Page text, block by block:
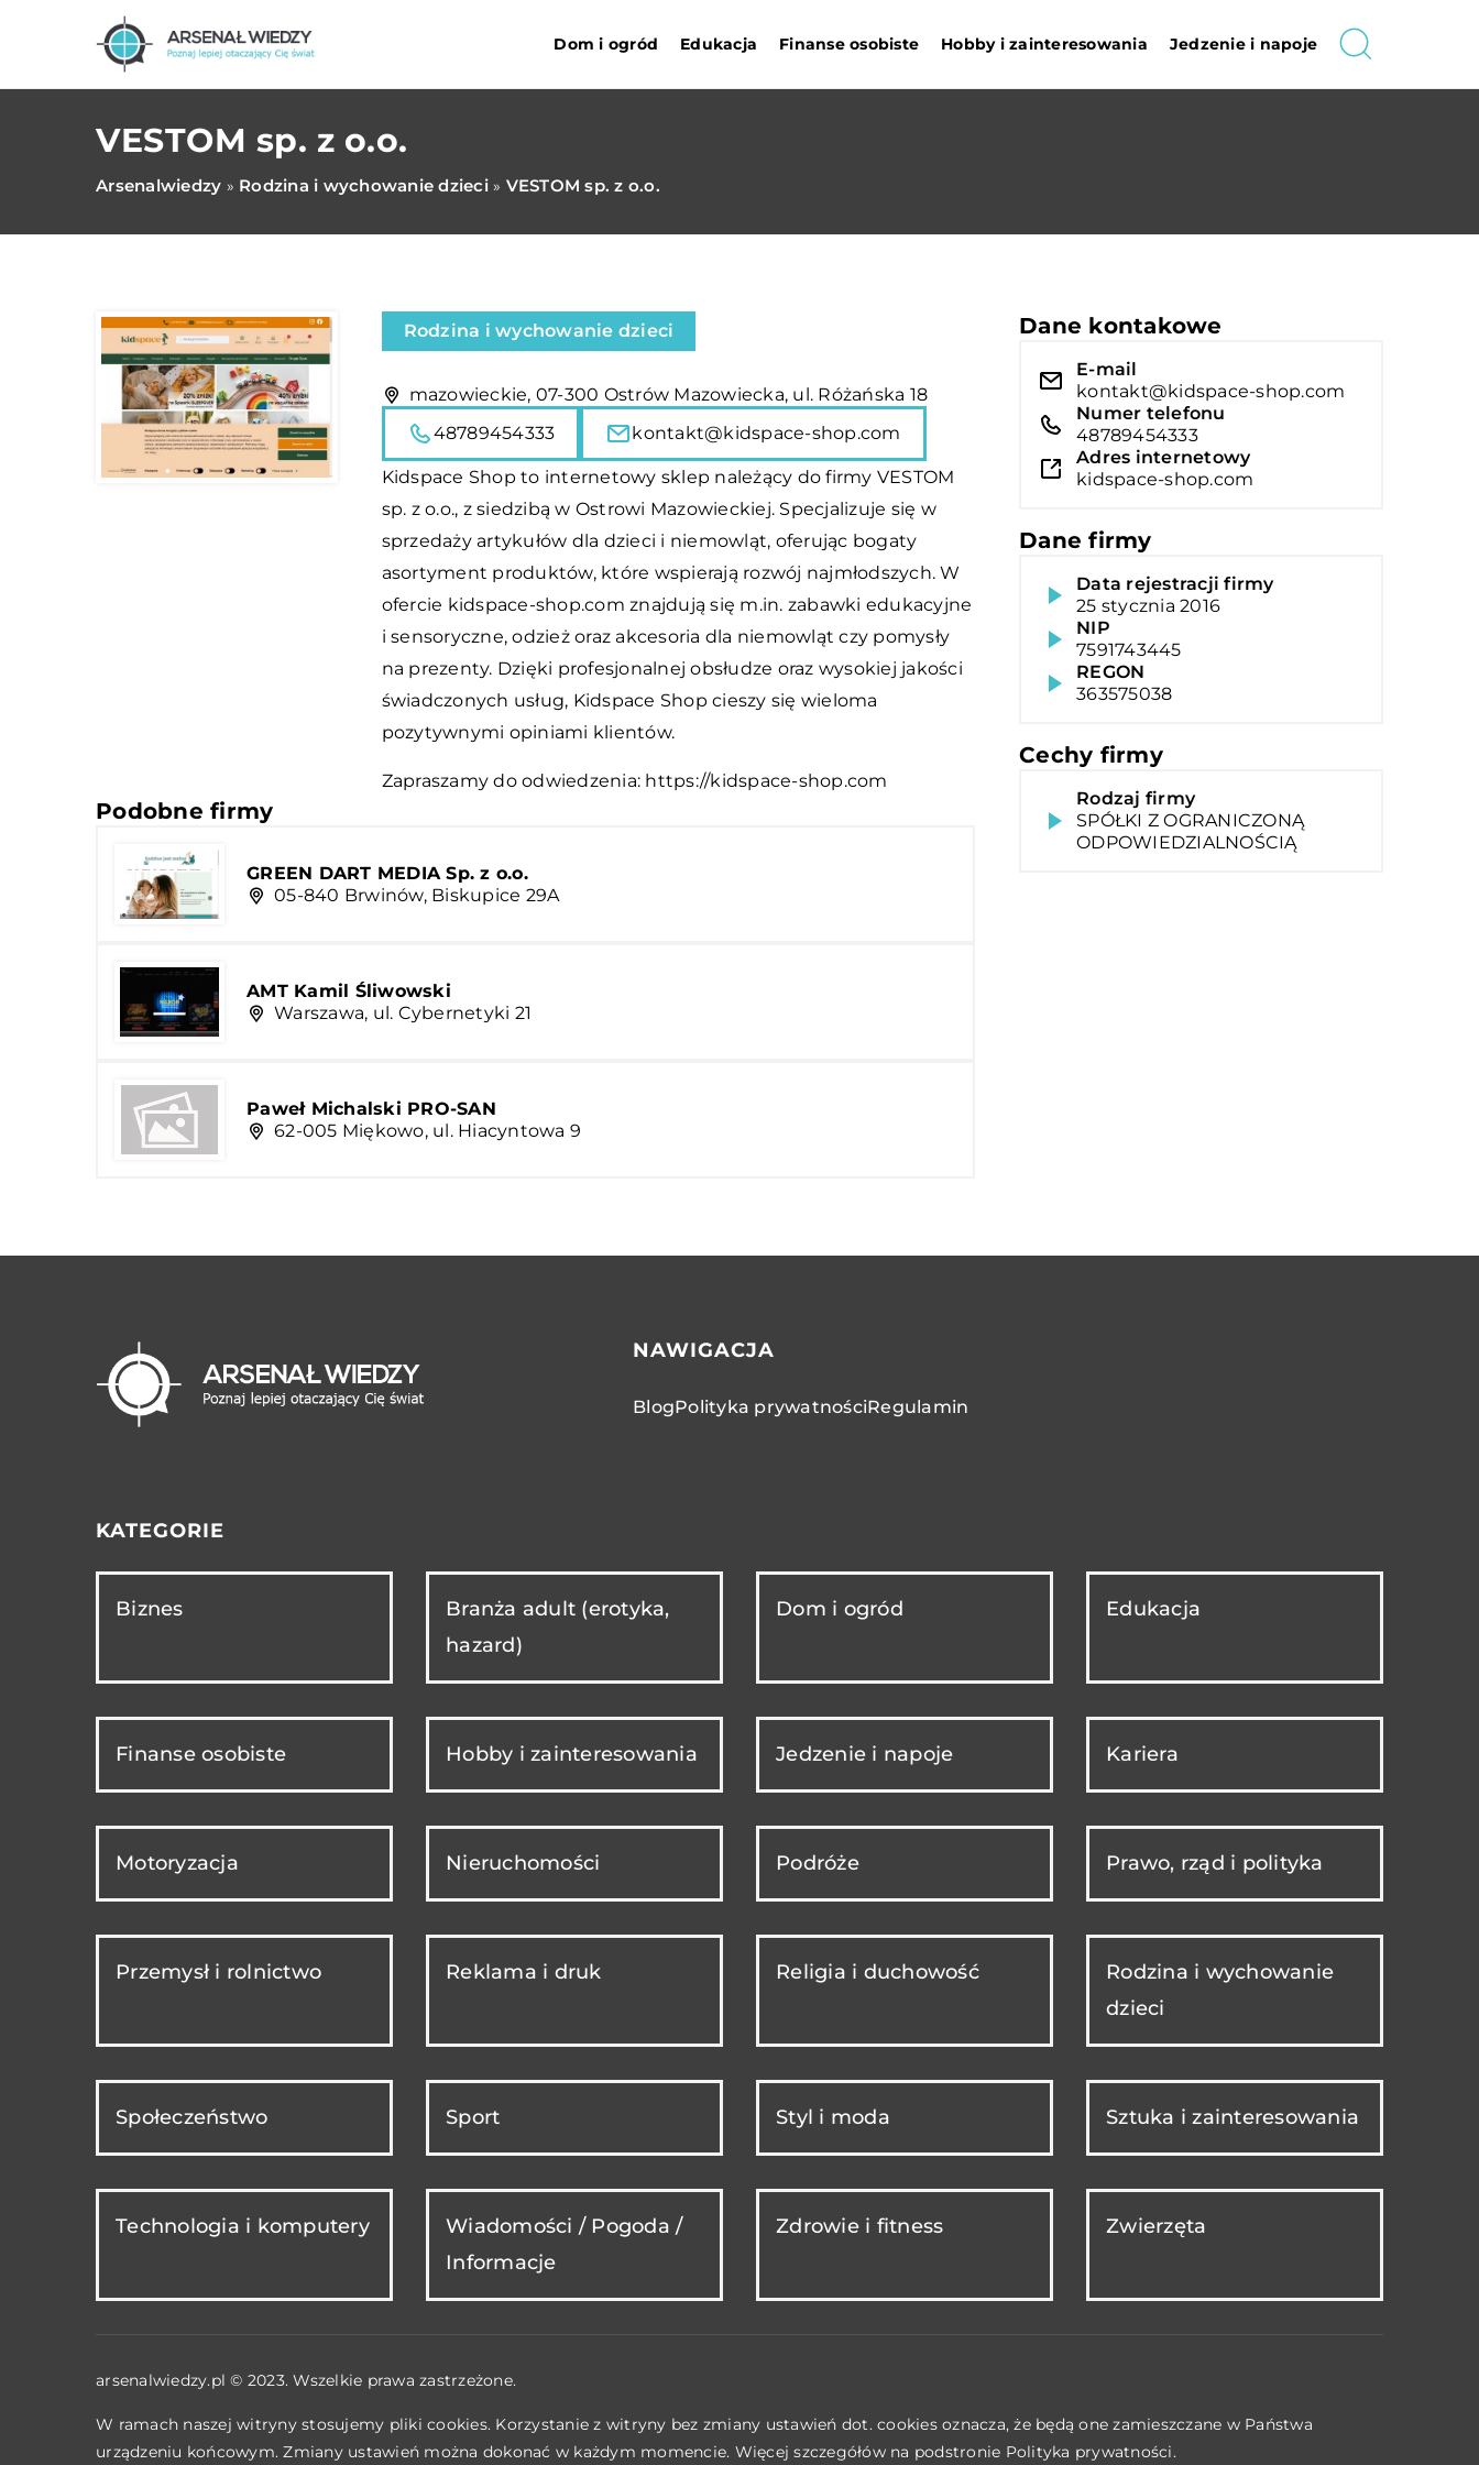
Dom i ogród Edukacja Finanse osobiste Hobby i zainteresowania Jedzenie i napoje
VESTOM sp. z o.o.
Arsenalwiedzy » Rodzina i wychowanie dzieci» VESTOM sp. z o.o.
Rodzina i wychowanie dzieci
mazowieckie, 07-300 Ostrów Mazowiecka, ul. Różańska 18
48789454333
kontakt@kidspace-shop.com
Kidspace Shop to internetowy sklep należący do firmy VESTOM
sp. z o.o., z siedzibą w Ostrowi Mazowieckiej. Specjalizuje się w
sprzedaży artykułów dla dzieci i niemowląt, oferując bogaty
asortyment produktów, które wspierają rozwój najmłodszych. W
ofercie kidspace-shop.com znajdują się m.in. zabawki edukacyjne
i sensoryczne, odzież oraz akcesoria dla niemowląt czy pomysły
na prezenty. Dzięki profesjonalnej obsłudze oraz wysokiej jakości
świadczonych usług, Kidspace Shop cieszy się wieloma
pozytywnymi opiniami klientów.
Zapraszamy do odwiedzenia: https://kidspace-shop.com
Podobne firmy
GREEN DART MEDIA Sp. z o.o.
05-840 Brwinów, Biskupice 29A
AMT Kamil Śliwowski
Warszawa, ul. Cybernetyki 21
Paweł Michalski PRO-SAN
62-005 Miękowo, ul. Hiacyntowa 9
Dane kontakowe
E-mail
kontakt@kidspace-shop.com
Numer telefonu
48789454333
Adres internetowy
kidspace-shop.com
Dane firmy
Data rejestracji firmy
25 stycznia 2016
NIP
7591743445
REGON
363575038
Cechy firmy
Rodzaj firmy
SPÓŁKI Z OGRANICZONĄ
ODPOWIEDZIALNOŚCIĄ
NAWIGACJA
BlogPolityka prywatnościRegulamin
KATEGORIE
Biznes
Branża adult (erotyka,
hazard)
Dom i ogród Edukacja
Finanse osobiste Hobby i zainteresowania Jedzenie i napoje Kariera
Motoryzacja Nieruchomości Podróże Prawo, rząd i polityka
Przemysł i rolnictwo Reklama i druk Religia i duchowość
Rodzina i wychowanie
dzieci
Społeczeństwo Sport Styl i moda Sztuka i zainteresowania
Technologia i komputery
Wiadomości / Pogoda /
Informacje
Zdrowie i fitness Zwierzęta
arsenalwiedzy.pl © 2023. Wszelkie prawa zastrzeżone.
W ramach naszej witryny stosujemy pliki cookies. Korzystanie z witryny bez zmiany ustawień dot. cookies oznacza, że będą one zamieszczane w Państwa
urządzeniu końcowym. Zmiany ustawień można dokonać w każdym momencie. Więcej szczegółów na podstronie Polityka prywatności.